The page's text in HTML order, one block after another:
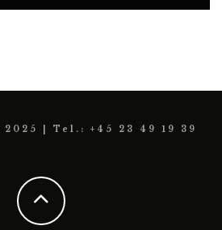
| Tel.: +45 23 49 19 39